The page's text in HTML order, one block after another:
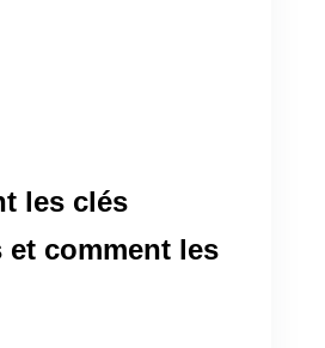
les clés
comment les